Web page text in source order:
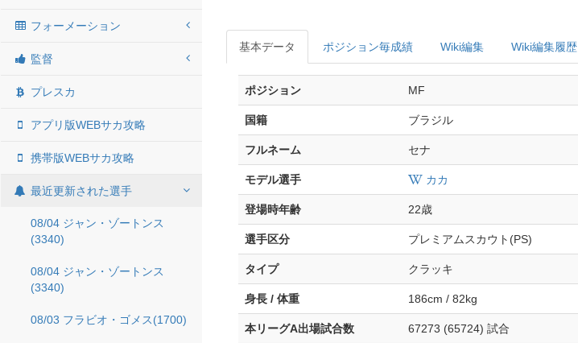
フォーメーション
監督
プレスカ
アプリ版WEBサカ攻略
携帯版WEBサカ攻略
最近更新された選手
08/04 ジャン・ゾートンス
(3340)
08/04 ジャン・ゾートンス
(3340)
08/03 フラビオ・ゴメス(1700)
基本データ ポジション毎成績 Wiki編集 Wiki編集履歴
ポジション MF
国籍 ブラジル
フルネーム セナ
モデル選手 カカ
登場時年齢 22歳
選手区分 プレミアムスカウト(PS)
タイプ クラッキ
身長 / 体重 186cm / 82kg
本リーグA出場試合数 67273 (65724) 試合